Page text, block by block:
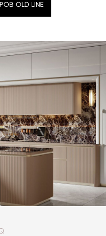
OLD LINE